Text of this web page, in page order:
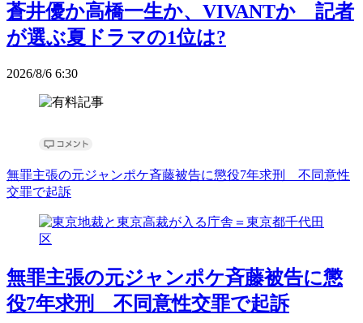
蒼井優か高橋一生か、VIVANTか 記者
が選ぶ夏ドラマの1位は?
2026/8/6 6:30
無罪主張の元ジャンポケ斉藤被告に懲役7年求刑 不同意性
交罪で起訴
無罪主張の元ジャンポケ斉藤被告に懲
役7年求刑 不同意性交罪で起訴